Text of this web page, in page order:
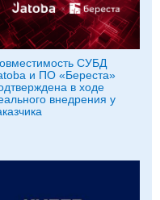
СУБД
и ПО «Береста»
в ходе
внедрения у